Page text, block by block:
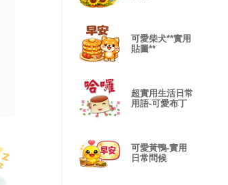
可愛柴犬**實用
貼圖**
超實用生活日常
用語-可愛布丁
可愛黃鴨-實用
日常問候